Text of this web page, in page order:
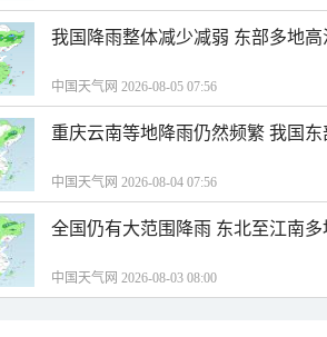
我国降雨整体减少减弱 东部多地
中国天气网 2026-08-05 07:56
重庆云南等地降雨仍然频繁 我国
中国天气网 2026-08-04 07:56
全国仍有大范围降雨 东北至江南
中国天气网 2026-08-03 08:00